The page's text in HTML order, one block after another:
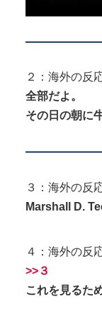
２：海外の反
全部だよ。
その日の朝に
３：海外の反
Marshall D.
４：海外の反
>>３
これを見るた